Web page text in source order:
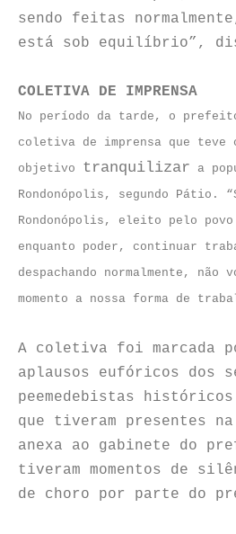
sendo feitas
está sob equilíbrio”,
COLETIVA DE IMPRENSA
No período da tarde, o prefeito
coletiva de imprensa que teve
objetivo tranquilizar a
Rondonópolis, segundo Pátio.
Rondonópolis, eleito pelo
enquanto poder, continuar
despachando normalmente, não
momento a nossa forma de
A coletiva foi marcada
aplausos eufóricos dos
peemedebistas
que tiveram presentes
anexa ao gabinete do
tiveram momentos de
de choro por parte do